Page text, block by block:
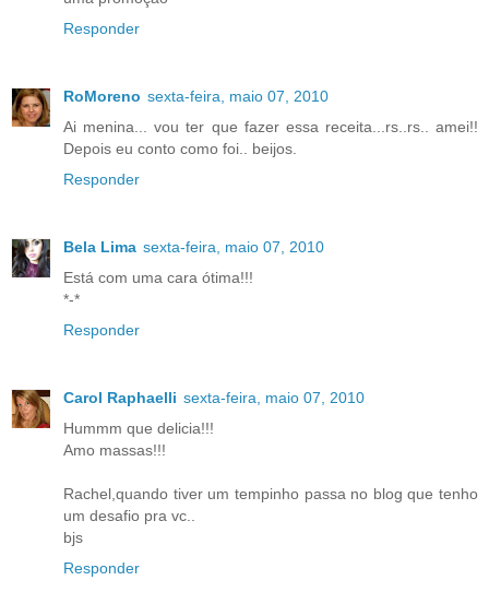
Responder
RoMoreno sexta-feira, maio 07, 2010
Ai menina... vou ter que fazer essa receita...rs..rs.. amei!!
Depois eu conto como foi.. beijos.
Responder
Bela Lima sexta-feira, maio 07, 2010
Está com uma cara ótima!!!
*-*
Responder
Carol Raphaelli sexta-feira, maio 07, 2010
Hummm que delicia!!!
Amo massas!!!
Rachel,quando tiver um tempinho passa no blog que tenho
um desafio pra vc..
bjs
Responder